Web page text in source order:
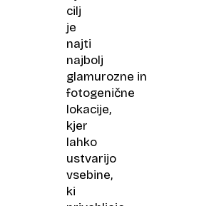
cilj
je
najti
najbolj
glamurozne in
fotogenične
lokacije,
kjer
lahko
ustvarijo
vsebine,
ki